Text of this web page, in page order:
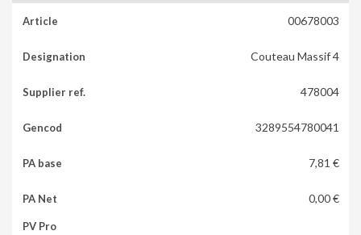
00678003
Couteau Massif 4
478004
3289554780041
7,81 €
0,00 €